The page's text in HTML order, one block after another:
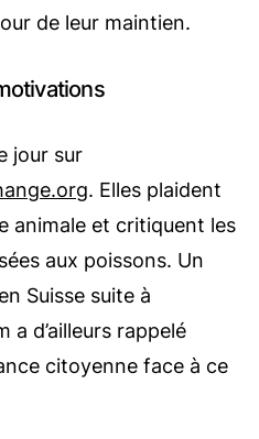
de leur maintien.
jour sur
. Elles plaident
animale et critiquent les
aux poissons. Un
en Suisse suite à
a d’ailleurs rappelé
citoyenne face à ce